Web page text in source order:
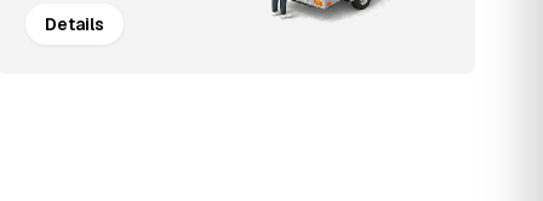
Details